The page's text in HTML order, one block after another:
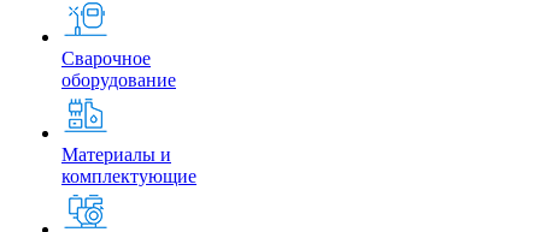
Сварочное
оборудование
Материалы и
комплектующие